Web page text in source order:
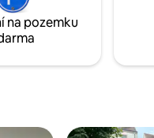
na pozemku